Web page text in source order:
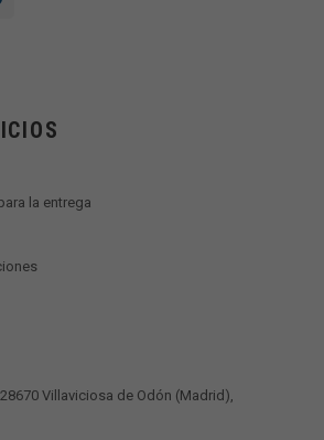
la entrega
28670 Villaviciosa de Odón (Madrid),